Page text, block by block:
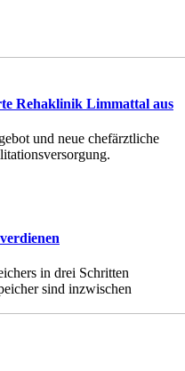
Rehaklinik Limmattal aus
und neue chefärztliche
in drei Schritten
sind inzwischen